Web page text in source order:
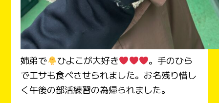
姉弟で ひよこが大好き
。手のひら
でエサも食べさせられました。お名残り惜し
く午後の部活練習の為帰られました。